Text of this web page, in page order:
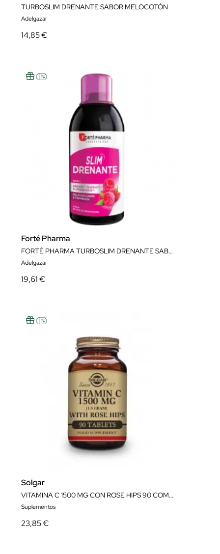
TURBOSLIM DRENANTE SABOR MELOCOTÓN
Adelgazar
14,85 €
Forté Pharma
FORTÉ PHARMA TURBOSLIM DRENANTE SABOR FRAMBUESA
Adelgazar
19,61 €
Solgar
VITAMINA C 1500 MG CON ROSE HIPS 90 COMPRIMIDOS
Suplementos
23,85 €